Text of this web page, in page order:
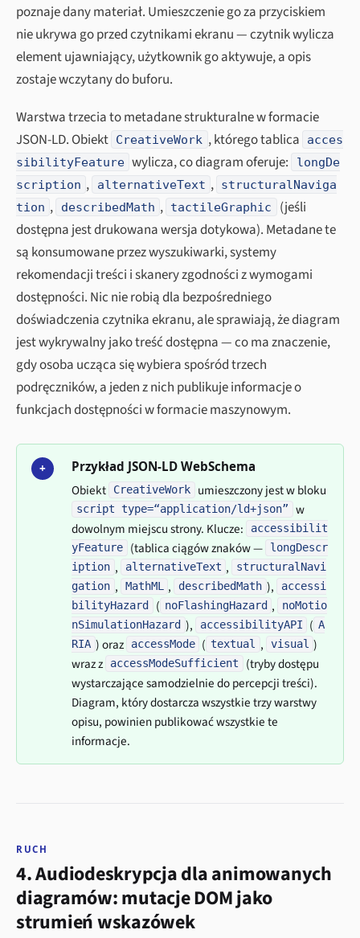
poznaje dany materiał. Umieszczenie go za przyciskiem
nie ukrywa go przed czytnikami ekranu — czytnik wylicza
element ujawniający, użytkownik go aktywuje, a opis
zostaje wczytany do buforu.
Warstwa trzecia to metadane strukturalne w formacie
JSON-LD. Obiekt CreativeWork , którego tablica
acces
sibilityFeature wylicza, co diagram oferuje:
longDe
scription , alternativeText , structuralNaviga
tion , describedMath , tactileGraphic
(jeśli
dostępna jest drukowana wersja dotykowa). Metadane te
są konsumowane przez wyszukiwarki, systemy
rekomendacji treści i skanery zgodności z wymogami
dostępności. Nic nie robią dla bezpośredniego
doświadczenia czytnika ekranu, ale sprawiają, że diagram
jest wykrywalny jako treść dostępna — co ma znaczenie,
gdy osoba ucząca się wybiera spośród trzech
podręczników, a jeden z nich publikuje informacje o
funkcjach dostępności w formacie maszynowym.
+ Przykład JSON-LD WebSchema
Obiekt CreativeWork umieszczony jest w bloku
script type=“application/ld+json”
w
dowolnym miejscu strony. Klucze:
accessibilit
yFeature
(tablica ciągów znaków —
longDescr
iption , alternativeText ,
structuralNavi
gation , MathML , describedMath ),
accessi
bilityHazard
( noFlashingHazard ,
noMotio
nSimulationHazard ), accessibilityAPI ( A
RIA ) oraz accessMode ( textual , visual )
wraz z
accessModeSufficient
(tryby dostępu
wystarczające samodzielnie do percepcji treści).
Diagram, który dostarcza wszystkie trzy warstwy
opisu, powinien publikować wszystkie te
informacje.
RUCH
4. Audiodeskrypcja dla animowanych
diagramów: mutacje DOM jako
strumień wskazówek